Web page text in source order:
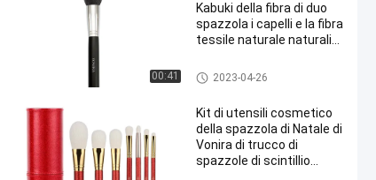
00:41
Kabuki della fibra di duo
spazzola i capelli e la fibra
tessile naturale naturali
Spazzole di trucco di alta qual
ità
2023-04-26
Kit di utensili cosmetico
della spazzola di Natale di
Vonira di trucco di
spazzole di scintillio